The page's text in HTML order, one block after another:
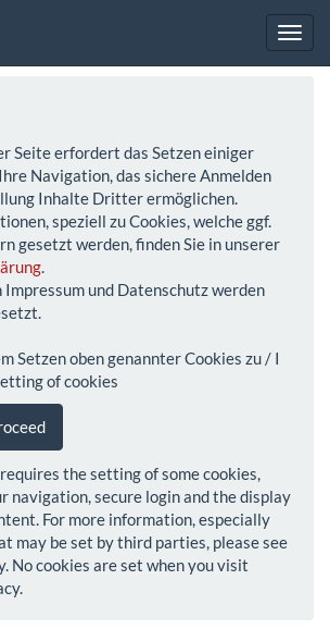
Seite erfordert das Setzen einiger
Navigation, das sichere Anmelden
Inhalte Dritter ermöglichen.
speziell zu Cookies, welche ggf.
gesetzt werden, finden Sie in unserer
.
Impressum und Datenschutz werden
Setzen oben genannter Cookies zu / I
of cookies
the setting of some cookies,
navigation, secure login and the display
For more information, especially
may be set by third parties, please see
No cookies are set when you visit